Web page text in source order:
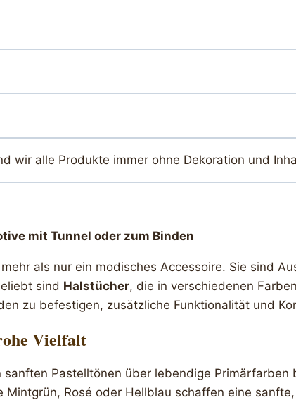
wir alle Produkte immer ohne Dekoration und
mit Tunnel oder zum Binden
als nur ein modisches Accessoire. Sie sind
sind Halstücher, die in verschiedenen
zu befestigen, zusätzliche Funktionalität und
Vielfalt
sanften Pastelltönen über lebendige Primärfarben
Rosé oder Hellblau schaffen eine